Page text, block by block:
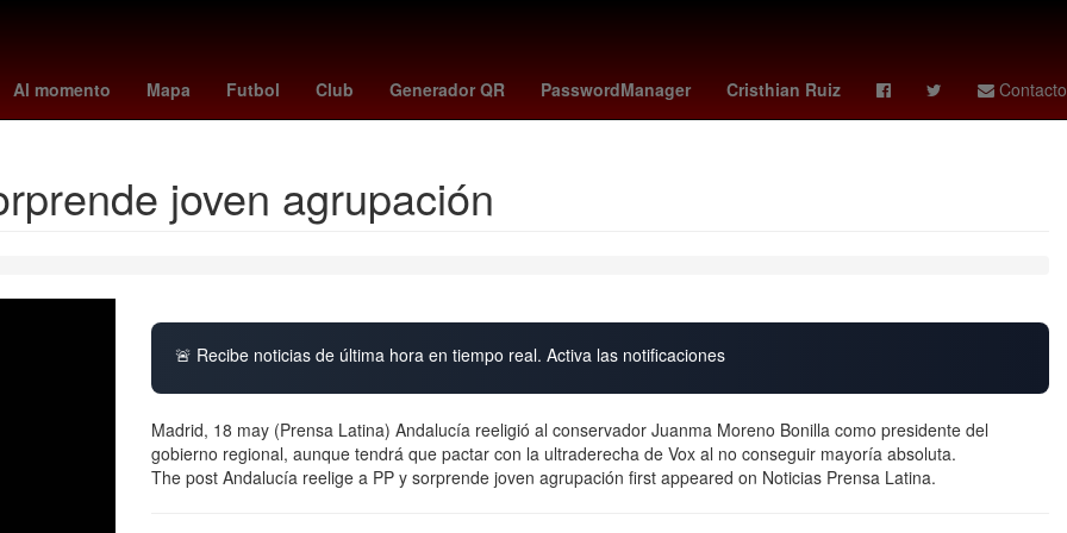
Al momento Mapa Futbol Club Generador QR PasswordManager Cristhian Ruiz Contacto
ley de amparo claudia sheinbaum mariners vs dodgers toluca vs santos Germán Berterame Rogelio Funes Mori mexico vs
joven agrupación
🚨 Recibe noticias de última hora en tiempo real. Activa las notificaciones
Madrid, 18 may (Prensa Latina) Andalucía reeligió al conservador Juanma Moreno Bonilla como presidente del
gobierno regional, aunque tendrá que pactar con la ultraderecha de Vox al no conseguir mayoría absoluta.
The post Andalucía reelige a PP y sorprende joven agrupación first appeared on Noticias Prensa Latina.